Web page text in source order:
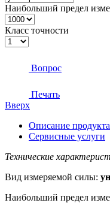
Наибольший предел
Класс точности
Вопрос
Печать
Вверх
Описание продукта
Сервисные услуги
Технические
Вид измеряемой силы:
Наибольший предел